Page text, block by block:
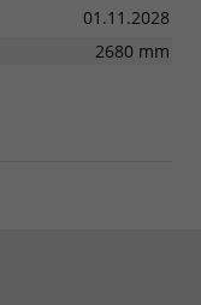
01.11.2028
2680 mm